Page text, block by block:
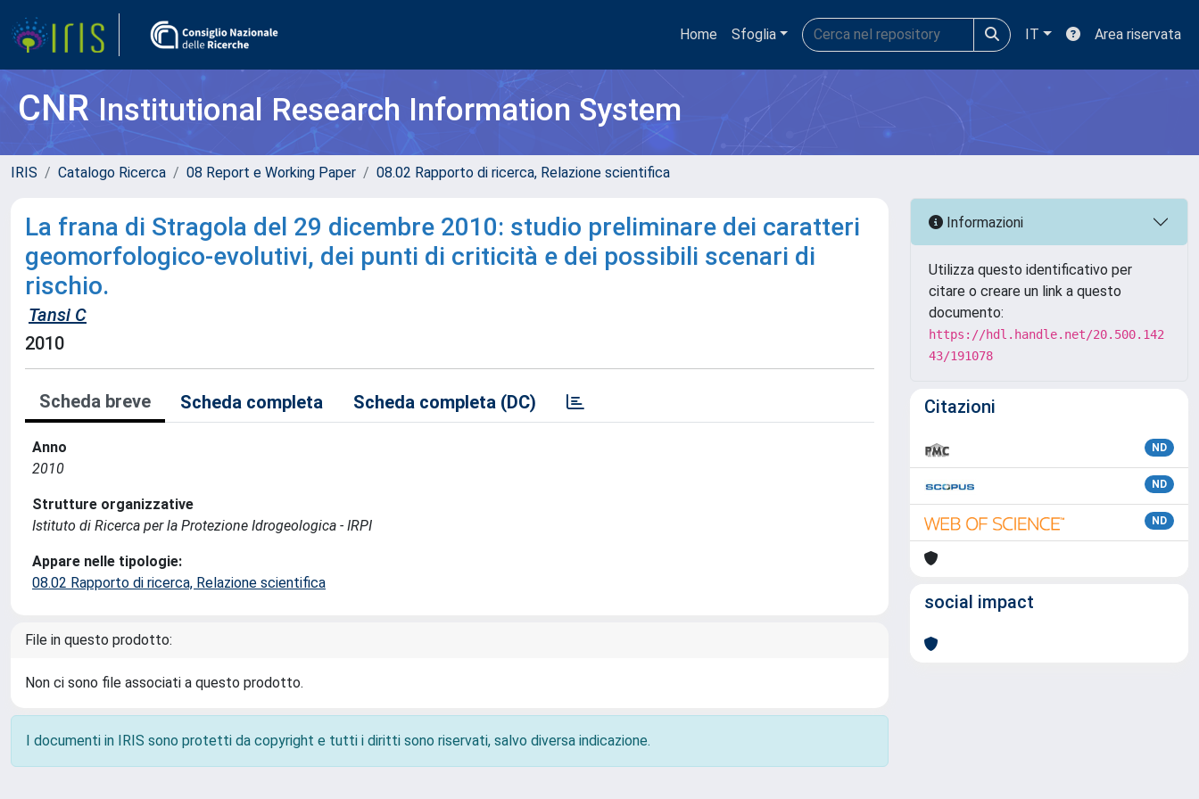
Home Sfoglia IT Area riservata
CNRInstitutional Research Information System
IRIS Catalogo Ricerca 08 Report e Working Paper 08.02 Rapporto di ricerca, Relazione scientifica
La frana di Stragola del 29 dicembre 2010: studio preliminare dei caratteri
geomorfologico-evolutivi, dei punti di criticità e dei possibili scenari di
rischio.
Tansi C
2010
Scheda breve Scheda completa Scheda completa (DC)
Anno
2010
Strutture organizzative
Istituto di Ricerca per la Protezione Idrogeologica - IRPI
Appare nelle tipologie:
08.02 Rapporto di ricerca, Relazione scientifica
File in questo prodotto:
Non ci sono file associati a questo prodotto.
I documenti in IRIS sono protetti da copyright e tutti i diritti sono riservati, salvo diversa indicazione.
Informazioni
Utilizza questo identificativo per
citare o creare un link a questo
documento:
https://hdl.handle.net/20.500.142
43/191078
Citazioni
ND
ND
ND
social impact